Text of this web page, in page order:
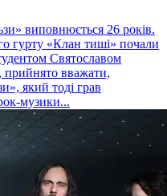
виповнюється 26 років.
гурту «Клан тиші» почали
Святославом
прийнято вважати,
який тоді грав
музики...